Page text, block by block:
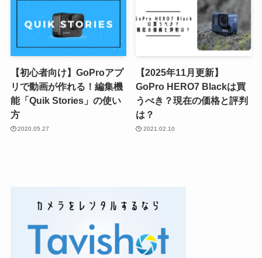
【初心者向け】GoProアプ
リで動画が作れる！編集機
能「Quik Stories」の使い
方
2020.05.27
【2025年11月更新】
GoPro HERO7 Blackは買
うべき？現在の価格と評判
は？
2021.02.10